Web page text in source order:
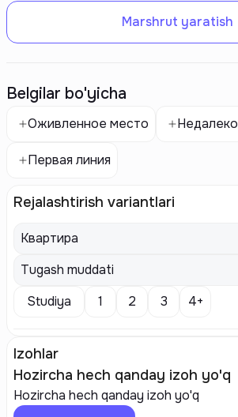
Marshrut yaratish
Belgilar bo'yicha
Оживленное место
Первая линия
Rejalashtirish variantlari
Квартира
Tugash muddati
Studiya
1 2 3 4+
Izohlar
Hozircha hech qanday izoh yo'q
Hozircha hech qanday izoh yo'q